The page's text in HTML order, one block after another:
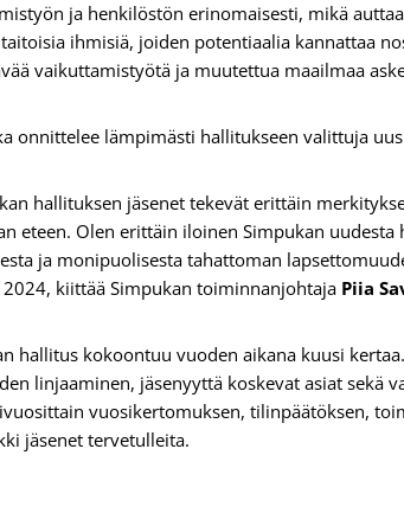
ja henkilöstön erinomaisesti, mikä
ihmisiä, joiden potentiaalia kannattaa
vaikuttamistyötä ja muutettua maailmaa
onnittelee lämpimästi hallitukseen valittuja
hallituksen jäsenet tekevät erittäin
eteen. Olen erittäin iloinen Simpukan
ja monipuolisesta tahattoman
kiittää Simpukan toiminnanjohtaja Piia
hallitus kokoontuu vuoden aikana kuusi
linjaaminen, jäsenyyttä koskevat asiat sekä
vuosikertomuksen, tilinpäätöksen,
jäsenet tervetulleita.